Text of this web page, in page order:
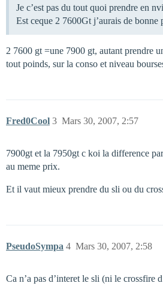
Je c’est pas du tout quoi prendre en
Est ceque 2 7600Gt j’aurais de bonne
2 7600 gt =une 7900 gt, autant prendre
tout poinds, sur la conso et niveau
Fred0Cool Mars 30, 2007, 2:57
3
7900gt et la 7950gt c koi la difference
au meme prix.
Et il vaut mieux prendre du sli ou du
PseudoSympa Mars 30, 2007, 2:58
4
Ca n’a pas d’interet le sli (ni le crossfire